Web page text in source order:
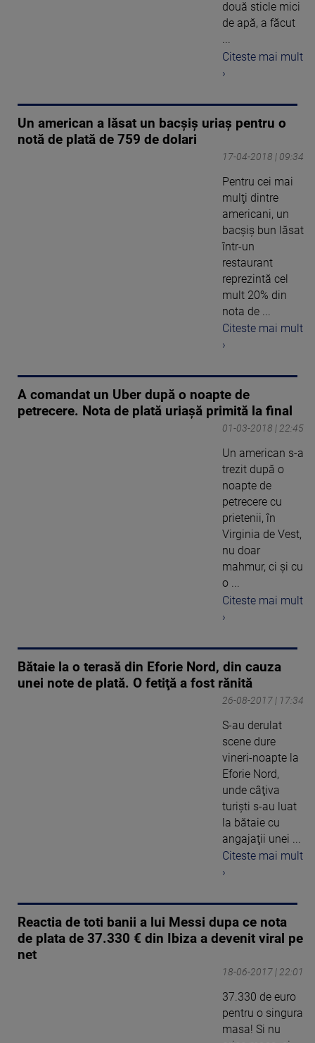
două sticle mici
de apă, a făcut
...
Citeste mai mult
›
Un american a lăsat un bacșiș uriaș pentru o
notă de plată de 759 de dolari
17-04-2018 | 09:34
Pentru cei mai
mulţi dintre
americani, un
bacşiş bun lăsat
într-un
restaurant
reprezintă cel
mult 20% din
nota de ...
Citeste mai mult
›
A comandat un Uber după o noapte de
petrecere. Nota de plată uriașă primită la final
01-03-2018 | 22:45
Un american s-a
trezit după o
noapte de
petrecere cu
prietenii, în
Virginia de Vest,
nu doar
mahmur, ci şi cu
o ...
Citeste mai mult
›
Bătaie la o terasă din Eforie Nord, din cauza
unei note de plată. O fetiţă a fost rănită
26-08-2017 | 17:34
S-au derulat
scene dure
vineri-noapte la
Eforie Nord,
unde câţiva
turişti s-au luat
la bătaie cu
angajaţii unei ...
Citeste mai mult
›
Reactia de toti banii a lui Messi dupa ce nota
de plata de 37.330 € din Ibiza a devenit viral pe
net
18-06-2017 | 22:01
37.330 de euro
pentru o singura
masa! Si nu